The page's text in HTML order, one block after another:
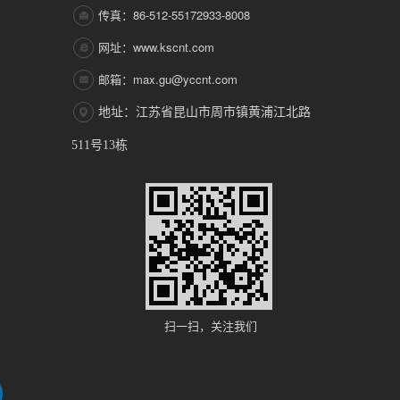
传真：86-512-55172933-8008
网址：www.kscnt.com
邮箱：max.gu@yccnt.com
地址：江苏省昆山市周市镇黄浦江北路
511号13栋
扫一扫，关注我们